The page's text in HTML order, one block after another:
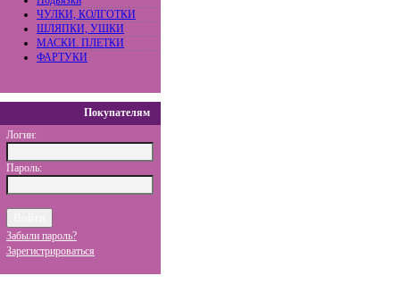
ЧУЛКИ, КОЛГОТКИ
ШЛЯПКИ, УШКИ
МАСКИ. ПЛЕТКИ
ФАРТУКИ
Покупателям
Логин:
Пароль:
Забыли пароль?
Зарегистрироваться